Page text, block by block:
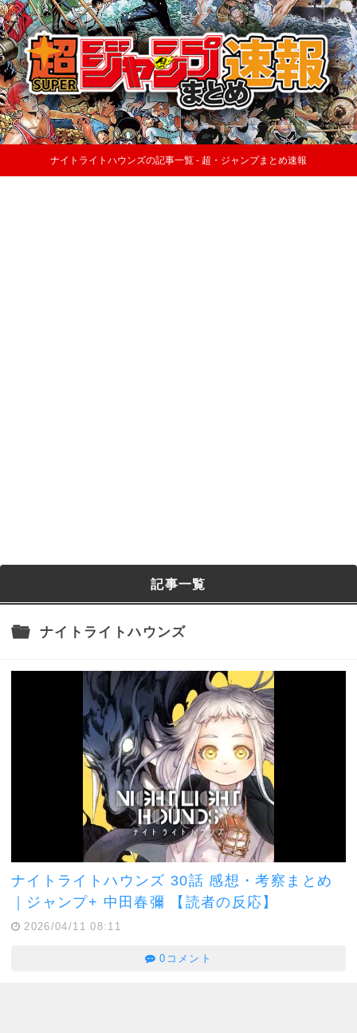
ナイトライトハウンズの記事一覧 - 超・ジャンプまとめ速報
記事一覧
ナイトライトハウンズ
ナイトライトハウンズ 30話 感想・考察まとめ
｜ジャンプ+ 中田春彌 【読者の反応】
2026/04/11 08:11
0コメント